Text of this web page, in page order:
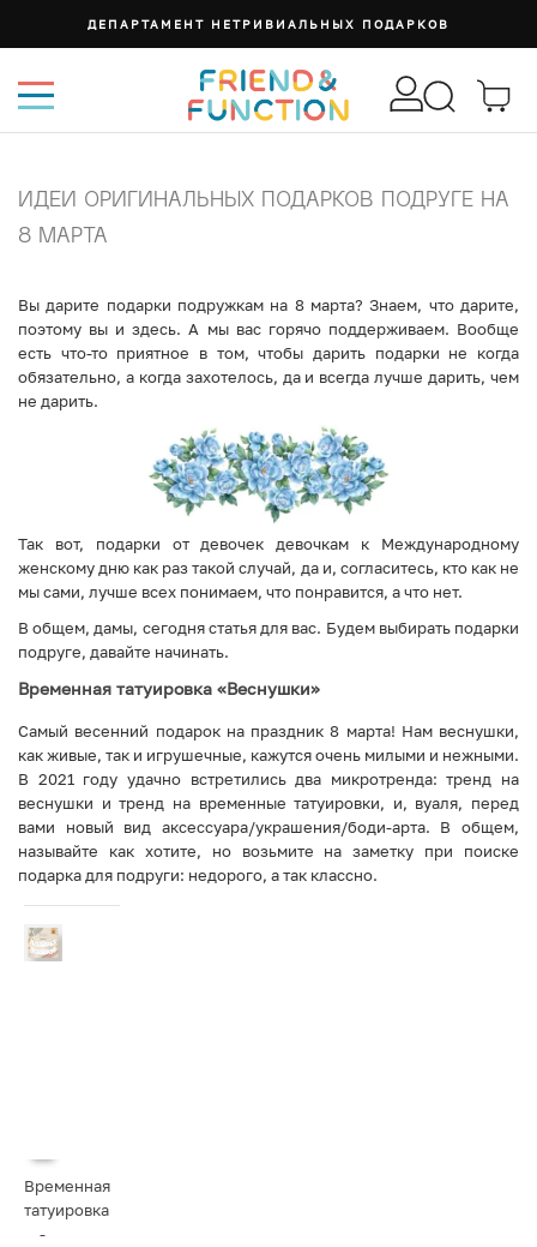
СУМКА ИЗИ
ИДЕИ ОРИГИНАЛЬНЫХ ПОДАРКОВ ПОДРУГЕ НА
8 МАРТА
Вы дарите подарки подружкам на 8 марта? Знаем, что дарите,
поэтому вы и здесь. А мы вас горячо поддерживаем. Вообще
есть что-то приятное в том, чтобы дарить подарки не когда
обязательно, а когда захотелось, да и всегда лучше дарить, чем
не дарить.
Так вот, подарки от девочек девочкам к Международному
женскому дню как раз такой случай, да и, согласитесь, кто как не
мы сами, лучше всех понимаем, что понравится, а что нет.
В общем, дамы, сегодня статья для вас. Будем выбирать подарки
подруге, давайте начинать.
Временная татуировка «Веснушки»
Самый весенний подарок на праздник 8 марта! Нам веснушки,
как живые, так и игрушечные, кажутся очень милыми и нежными.
В 2021 году удачно встретились два микротренда: тренд на
веснушки и тренд на временные татуировки, и, вуаля, перед
вами новый вид аксессуара/украшения/боди-арта. В общем,
называйте как хотите, но возьмите на заметку при поиске
подарка для подруги: недорого, а так классно.
Временная
татуировка
-